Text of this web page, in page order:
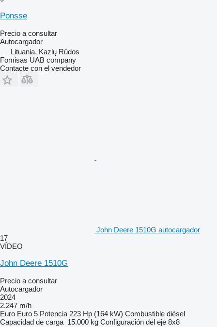
Ponsse
Precio a consultar
Autocargador
Lituania, Kazlų Rūdos
Fomisas UAB company
Contacte con el vendedor
John Deere 1510G autocargador
17
VÍDEO
John Deere 1510G
Precio a consultar
Autocargador
2024
2.247 m/h
Euro Euro 5 Potencia 223 Hp (164 kW) Combustible diésel
Capacidad de carga 15.000 kg Configuración del eje 8x8